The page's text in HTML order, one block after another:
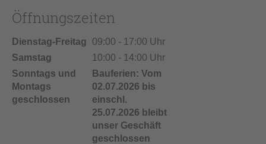
Öffnungszeiten
Dienstag-Freitag
09:00 - 17:00 Uhr
Samstag
10:00 - 14:00 Uhr
Sonntags und
Montags
geschlossen
Bauferien: Vom
02.07.2026 bis
einschl.
25.07.2026 bleibt
unser Geschäft
geschlossen